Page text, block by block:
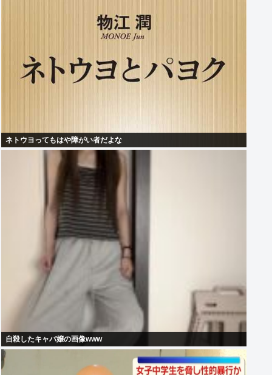
ネトウヨってもはや障がい者だよな
自殺したキャバ嬢の画像www